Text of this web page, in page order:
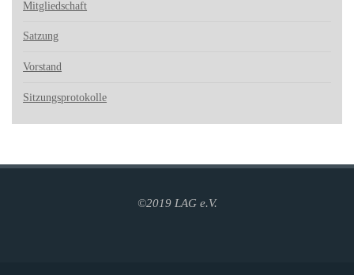
Mitgliedschaft
Satzung
Vorstand
Sitzungsprotokolle
©2019 LAG e.V.